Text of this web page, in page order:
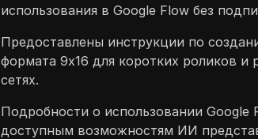
использования в Google Flow без
Предоставлены инструкции по
формата 9x16 для коротких роликов и
сетях.
Подробности о использовании Google
доступным возможностям ИИ